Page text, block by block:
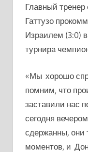
Главный
Гаттузо
Израилем (3:0)
турнира
«Мы хорошо
помним, что
заставили нас
сегодня
сдержанны, они
моментов, и